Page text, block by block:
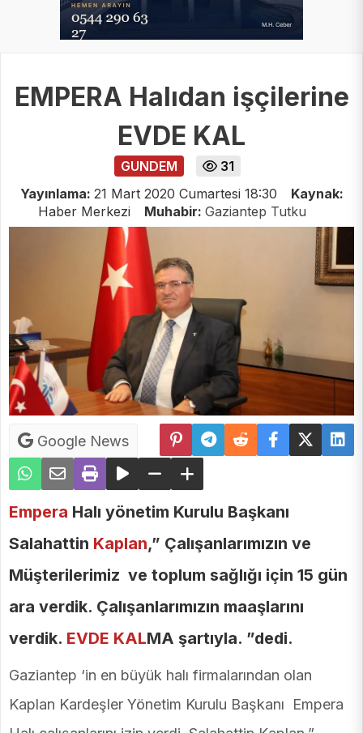
EMPERA Halıdan işçilerine
EVDE KAL
GUNDEM
31
Yayınlama: 21 Mart 2020 Cumartesi 18:30
Kaynak:
Haber Merkezi
Muhabir: Gaziantep Tutku
Google News
Empera Halı yönetim Kurulu Başkanı
Salahattin Kaplan,” Çalışanlarımızın ve
Müşterilerimiz ve toplum sağlığı için 15 gün
ara verdik. Çalışanlarımızın maaşlarını
verdik. EVDE KALMA şartıyla. ”dedi.
Gaziantep ‘in en büyük halı firmalarından olan
Kaplan Kardeşler Yönetim Kurulu Başkanı Empera